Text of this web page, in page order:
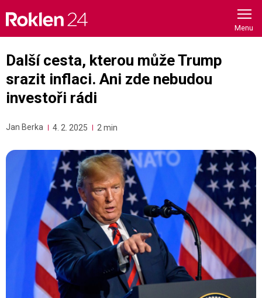
content
Další cesta, kterou může Trump
srazit inflaci. Ani zde nebudou
investoři rádi
Jan Berka 4. 2. 2025 2 min